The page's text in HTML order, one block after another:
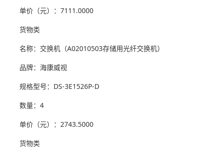
单价（元）：7111.0000
货物类
名称：交换机（A02010503存储用光纤交换机）
品牌：海康威视
规格型号：DS-3E1526P-D
数量：4
单价（元）：2743.5000
货物类